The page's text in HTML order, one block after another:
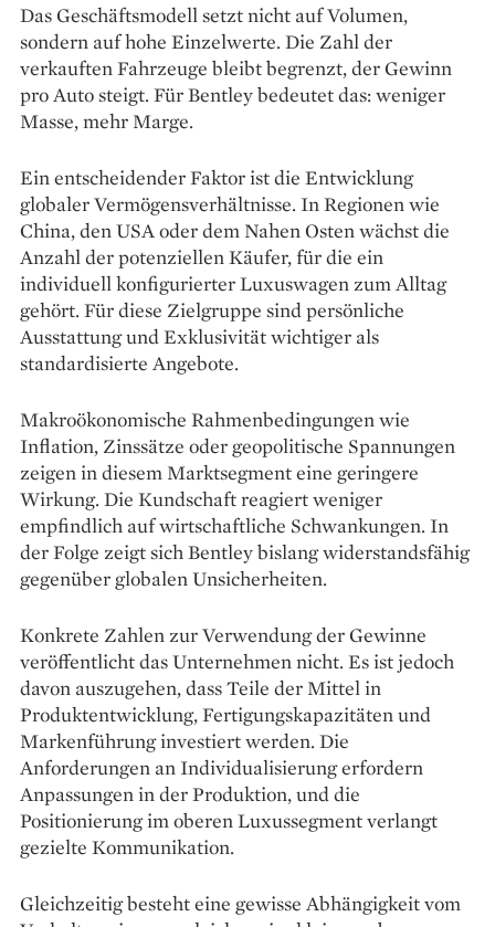
Das Geschäftsmodell setzt nicht auf Volumen,
sondern auf hohe Einzelwerte. Die Zahl der
verkauften Fahrzeuge bleibt begrenzt, der Gewinn
pro Auto steigt. Für Bentley bedeutet das: weniger
Masse, mehr Marge.
Ein entscheidender Faktor ist die Entwicklung
globaler Vermögensverhältnisse. In Regionen wie
China, den USA oder dem Nahen Osten wächst die
Anzahl der potenziellen Käufer, für die ein
individuell konfigurierter Luxuswagen zum Alltag
gehört. Für diese Zielgruppe sind persönliche
Ausstattung und Exklusivität wichtiger als
standardisierte Angebote.
Makroökonomische Rahmenbedingungen wie
Inflation, Zinssätze oder geopolitische Spannungen
zeigen in diesem Marktsegment eine geringere
Wirkung. Die Kundschaft reagiert weniger
empfindlich auf wirtschaftliche Schwankungen. In
der Folge zeigt sich Bentley bislang widerstandsfähig
gegenüber globalen Unsicherheiten.
Konkrete Zahlen zur Verwendung der Gewinne
veröffentlicht das Unternehmen nicht. Es ist jedoch
davon auszugehen, dass Teile der Mittel in
Produktentwicklung, Fertigungskapazitäten und
Markenführung investiert werden. Die
Anforderungen an Individualisierung erfordern
Anpassungen in der Produktion, und die
Positionierung im oberen Luxussegment verlangt
gezielte Kommunikation.
Gleichzeitig besteht eine gewisse Abhängigkeit vom